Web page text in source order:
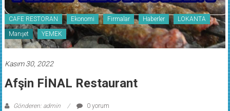
CAFE RESTORAN Ekonomi Firmalar Haberler LOKANTA
Manşet YEMEK
Kasım 30, 2022
Afşin FİNAL Restaurant